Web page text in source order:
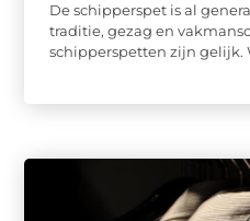
De schipperspet is al
traditie, gezag en
schipperspetten zijn gelijk.